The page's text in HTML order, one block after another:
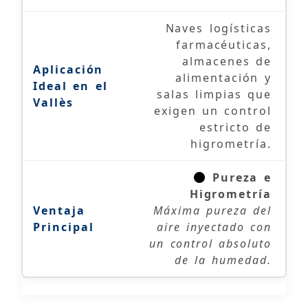
Naves logísticas
farmacéuticas,
almacenes de
alimentación y
salas limpias que
exigen un control
estricto de
higrometría.
Pureza e
Higrometría
Máxima pureza del
aire inyectado con
un control absoluto
de la humedad.